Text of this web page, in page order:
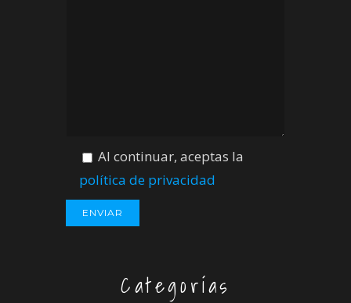
Al continuar, aceptas la
política de privacidad
Categorías